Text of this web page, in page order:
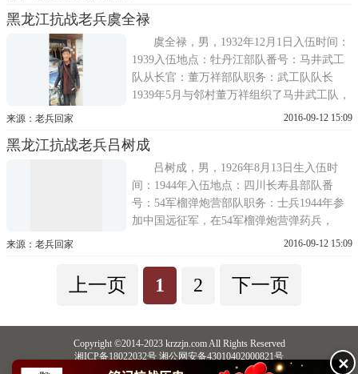
黑龙江抗战老兵虞全禄
虞全禄，男，1932年12月1日入伍时间：
1939入伍地点：牡丹江部队番号：马井武工
队从长官：董万祥部队职务：武工队队长
1939年5月与邻村董万祥组织了马井武工队，
其任队长，董任武工队指导员。武工队人员
来源：老兵回家 2016-09-12 15:09
黑龙江抗战老兵吕树成
吕树成，男，1926年8月13日生入伍时
间：1944年入伍地点：四川长寿县部队番
号：54军榴弹炮营部队职务：士兵1944年参
加中国远征军，在54军榴弹炮营弹药兵，
1948年投诚到解放一团。人已糊涂，住小女
来源：老兵回家 2016-09-12 15:09
上一页 1 2 下一页
Copyright ©2014-2023 krzzjn.com All Rights Reserved
湘ICP备18022032号 湘公网安备43010402000821号
中央网信办违法和不良信息举报中心
长沙市互联网违法和不良信息举报中心✕